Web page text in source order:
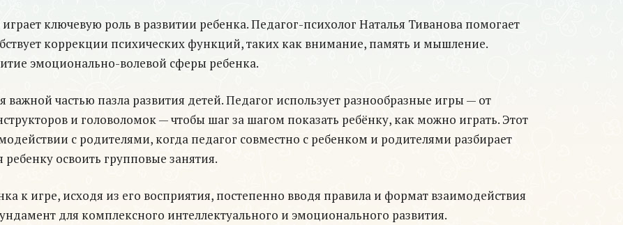
ключевую роль в развитии ребенка. Педагог-психолог Наталья Тиванова помогает
коррекции психических функций, таких как внимание, память и мышление.
эмоционально-волевой сферы ребенка.
важной частью пазла развития детей. Педагог использует разнообразные игры — от
и головоломок — чтобы шаг за шагом показать ребёнку, как можно играть. Этот
с родителями, когда педагог совместно с ребенком и родителями разбирает
освоить групповые занятия.
к игре, исходя из его восприятия, постепенно вводя правила и формат взаимодействия
для комплексного интеллектуального и эмоционального развития.